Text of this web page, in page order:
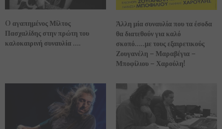
O αγαπημένος Μίλτος
Πασχαλίδης στην πρώτη του
καλοκαιρινή συναυλία ….
Άλλη μία συναυλία που τα έσοδα
θα διατεθούν για καλό
σκοπό…..με τους εξαιρετικούς
Ζουγανέλη – Μαραβέγια –
Μποφίλιου – Χαρούλη!